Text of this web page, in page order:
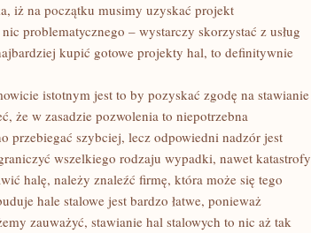
iż na początku musimy uzyskać projekt
problematycznego – wystarczy skorzystać z usług
kupić gotowe projekty hal, to definitywnie
istotnym jest to by pozyskać zgodę na stawianie
że w zasadzie pozwolenia to niepotrzebna
przebiegać szybciej, lecz odpowiedni nadzór jest
wszelkiego rodzaju wypadki, nawet katastrofy
halę, należy znaleźć firmę, która może się tego
hale stalowe jest bardzo łatwe, ponieważ
zauważyć, stawianie hal stalowych to nic aż tak